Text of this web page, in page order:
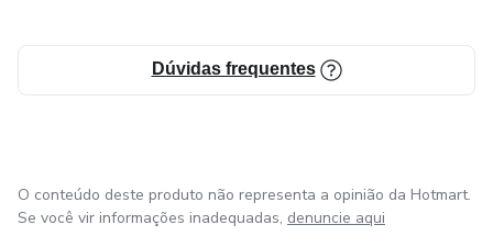
Quer conhecer mais ?
Busque por @bizfix.co no Instagram e tenha acesso à
Dúvidas frequentes
O conteúdo deste produto não representa a opinião da Hotmart.
Se você vir informações inadequadas, denuncie aqui